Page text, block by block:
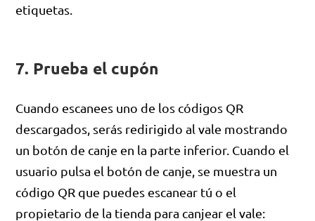
etiquetas.
7. Prueba el cupón
Cuando escanees uno de los códigos QR
descargados, serás redirigido al vale mostrando
un botón de canje en la parte inferior. Cuando el
usuario pulsa el botón de canje, se muestra un
código QR que puedes escanear tú o el
propietario de la tienda para canjear el vale: